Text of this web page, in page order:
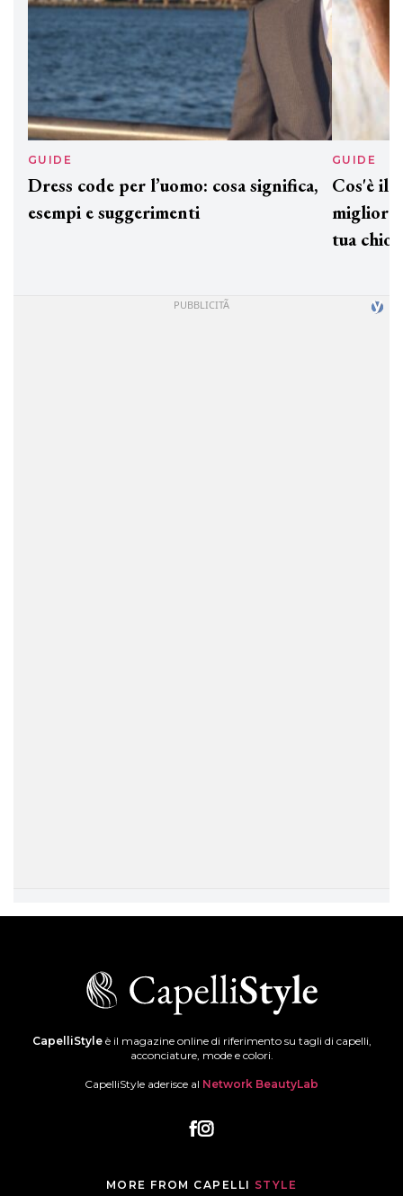
GUIDE
Dress code per l’uomo: cosa significa,
esempi e suggerimenti
GUIDE
tua
CapelliStyleè il magazine online di riferimento su tagli di capelli,
acconciature, mode e colori.
CapelliStyle aderisce al Network BeautyLab
MORE FROM CAPELLI STYLE